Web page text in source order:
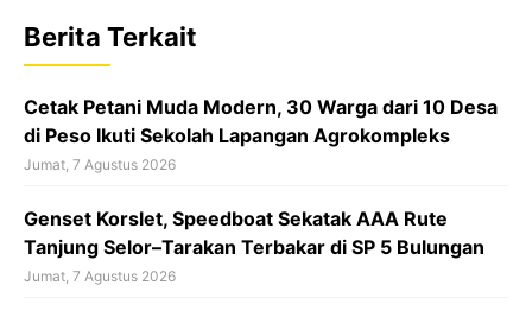
b
o
o
k
s
A
p
p
a
d
s
Berita Terkait
Cetak Petani Muda Modern, 30 Warga dari 10 Desa
di Peso Ikuti Sekolah Lapangan Agrokompleks
Jumat, 7 Agustus 2026
‎Genset Korslet, Speedboat Sekatak AAA Rute
Tanjung Selor–Tarakan Terbakar di SP 5 Bulungan
Jumat, 7 Agustus 2026